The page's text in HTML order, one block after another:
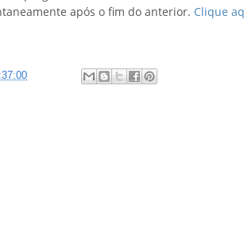
após o fim do anterior. Clique